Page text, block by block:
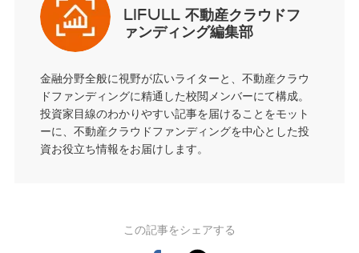
LIFULL 不動産クラウドフ
ァンディング編集部
金融分野全般に視野が広いライターと、不動産クラウ
ドファンディングに精通した校閲メンバーにて構成。
投資家目線のわかりやすい記事を届けることをモット
ーに、不動産クラウドファンディングを中心とした投
資お役立ち情報をお届けします。
この記事をシェアする